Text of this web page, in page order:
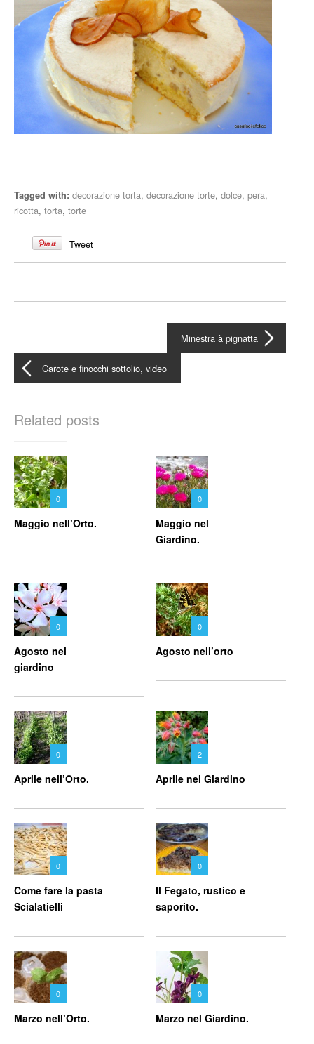
Tagged with: decorazione torta, decorazione torte, dolce, pera,
ricotta, torta, torte
Tweet
Minestra à pignatta
Carote e finocchi sottolio, video
Related posts
0
Maggio nell’Orto.
0
Maggio nel
Giardino.
0
Agosto nel
giardino
0
Agosto nell’orto
0
Aprile nell’Orto.
2
Aprile nel Giardino
0
Come fare la pasta
Scialatielli
0
Il Fegato, rustico e
saporito.
0
Marzo nell’Orto.
0
Marzo nel Giardino.